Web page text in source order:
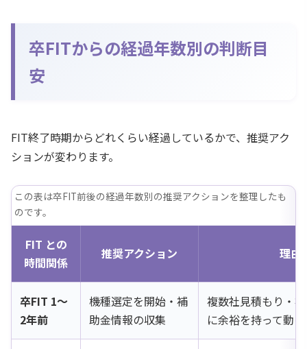
卒FITからの経過年数別の判断目
安
FIT終了時期からどれくらい経過しているかで、推奨アク
ションが変わります。
この表は卒FIT前後の経過年数別の推奨アクションを整理したも
のです。
FIT との
時間関係
推奨アクション 理由
卒FIT 1〜
2年前
機種選定を開始・補
助金情報の収集
複数社見積もり・
に余裕を持って動